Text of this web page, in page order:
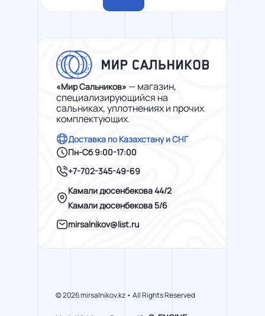
«Мир Сальников» — магазин,
специализирующийся на
сальниках, уплотнениях и прочих
комплектующих.
Доставка по Казахстану и СНГ
Пн-Сб 9:00-17:00
+7-702-345-49-69
Камали дюсенбекова 44/2
Камали дюсенбекова 5/6
mirsalnikov@list.ru
© 2026 mirsalnikov.kz • All Rights Reserved